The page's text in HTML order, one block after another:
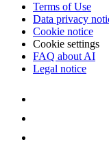
Terms of Use
Data privacy
Cookie notice
Cookie settings
FAQ about AI
Legal notice